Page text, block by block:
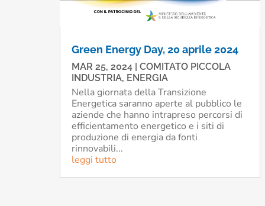
Green Energy Day, 20 aprile 2024
MAR 25, 2024| COMITATO PICCOLA
INDUSTRIA, ENERGIA
Nella giornata della Transizione
Energetica saranno aperte al pubblico le
aziende che hanno intrapreso percorsi di
efficientamento energetico e i siti di
produzione di energia da fonti
rinnovabili...
leggi tutto